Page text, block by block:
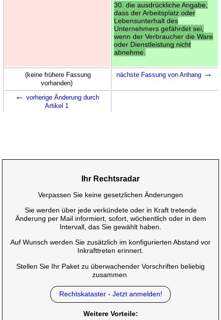
30. die ausdrückliche Angabe,
dass der Arbeitsplatz oder
Lebensunterhalt des
Unternehmers gefährdet sei,
wenn der Verbraucher die Ware
oder Dienstleistung nicht
abnehme.
(keine frühere Fassung
vorhanden)
nächste Fassung von Anhang →
← vorherige Änderung durch
Artikel 1
Ihr Rechtsradar
Verpassen Sie keine gesetzlichen Änderungen
Sie werden über jede verkündete oder in Kraft tretende
Änderung per Mail informiert, sofort, wöchentlich oder in dem
Intervall, das Sie gewählt haben.
Auf Wunsch werden Sie zusätzlich im konfigurierten Abstand vor
Inkrafttreten erinnert.
Stellen Sie Ihr Paket zu überwachender Vorschriften beliebig
zusammen.
Rechtskataster - Jetzt anmelden!
Weitere Vorteile: